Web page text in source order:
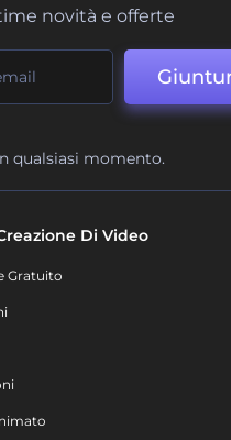
novità e offerte
qualsiasi momento.
Di Video
Gratuito